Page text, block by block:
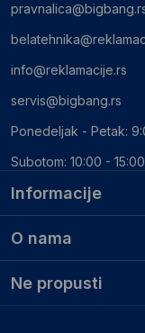
Informacije
O nama
Ne propusti
info@reklamacije.rs
servis@bigbang.rs
Ponedeljak - Petak:
Subotom: 10:00 - 15:00